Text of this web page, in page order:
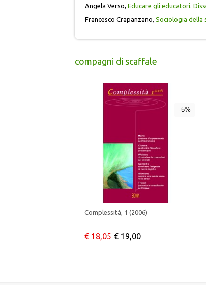
Angela Verso, Educare gli educatori.
Francesco Crapanzano, Sociologia della
compagni di scaffale
Complessità, 1 (2006)
€ 18,05 € 19,00
-5%